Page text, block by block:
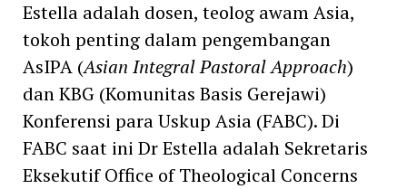
Estella adalah dosen, teolog awam Asia,
tokoh penting dalam pengembangan
AsIPA (Asian Integral Pastoral Approach)
dan KBG (Komunitas Basis Gerejawi)
Konferensi para Uskup Asia (FABC). Di
FABC saat ini Dr Estella adalah Sekretaris
Eksekutif Office of Theological Concerns